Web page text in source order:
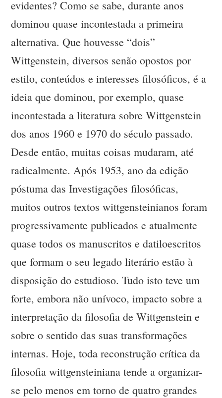
evidentes? Como se sabe, durante anos
dominou quase incontestada a primeira
alternativa. Que houvesse “dois”
Wittgenstein, diversos senão opostos por
estilo, conteúdos e interesses filosóficos, é a
ideia que dominou, por exemplo, quase
incontestada a literatura sobre Wittgenstein
dos anos 1960 e 1970 do século passado.
Desde então, muitas coisas mudaram, até
radicalmente. Após 1953, ano da edição
póstuma das Investigações filosóficas,
muitos outros textos wittgensteinianos foram
progressivamente publicados e atualmente
quase todos os manuscritos e datiloescritos
que formam o seu legado literário estão à
disposição do estudioso. Tudo isto teve um
forte, embora não unívoco, impacto sobre a
interpretação da filosofia de Wittgenstein e
sobre o sentido das suas transformações
internas. Hoje, toda reconstrução crítica da
filosofia wittgensteiniana tende a organizar-
se pelo menos em torno de quatro grandes